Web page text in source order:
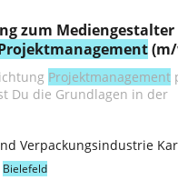
zum
Projektmanagement
Du die Grundlagen in der
Verpackungsindustrie
Bielefeld